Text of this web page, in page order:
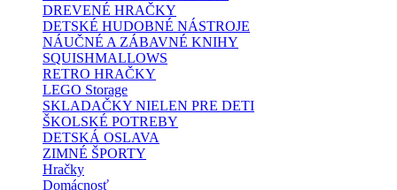
DREVENÉ HRAČKY
DETSKÉ HUDOBNÉ NÁSTROJE
NÁUČNÉ A ZÁBAVNÉ KNIHY
SQUISHMALLOWS
RETRO HRAČKY
LEGO Storage
SKLADAČKY NIELEN PRE DETI
ŠKOLSKÉ POTREBY
DETSKÁ OSLAVA
ZIMNÉ ŠPORTY
Hračky
Domácnosť